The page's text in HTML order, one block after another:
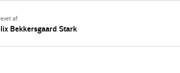
af:
Bekkersgaard Stark